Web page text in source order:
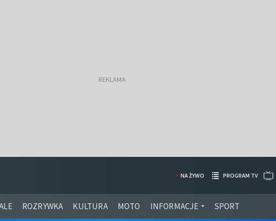
ROZRYWKA KULTURA MOTO INFORMACJE SPORT
NA ŻYWO PROGRAM TV